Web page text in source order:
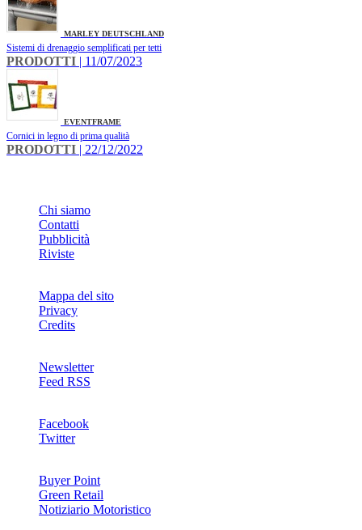
MARLEY DEUTSCHLAND
Sistemi di drenaggio semplificati per tetti
PRODOTTI | 11/07/2023
EVENTFRAME
Cornici in legno di prima qualità
PRODOTTI | 22/12/2022
Chi siamo
Contatti
Pubblicità
Riviste
Mappa del sito
Privacy
Credits
Newsletter
Feed RSS
Facebook
Twitter
Buyer Point
Green Retail
Notiziario Motoristico